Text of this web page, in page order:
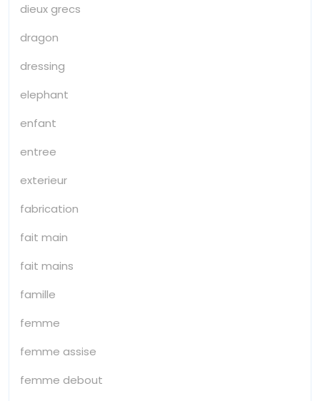
dieux grecs
dragon
dressing
elephant
enfant
entree
exterieur
fabrication
fait main
fait mains
famille
femme
femme assise
femme debout